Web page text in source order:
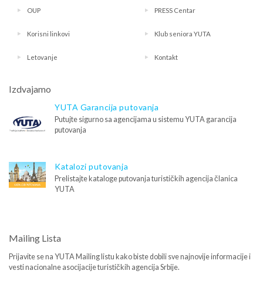
OUP PRESS Centar
Korisni linkovi Klub seniora YUTA
Letovanje Kontakt
Izdvajamo
YUTA Garancija putovanja
Putujte sigurno sa agencijama u sistemu YUTA garancija
putovanja
Katalozi putovanja
Prelistajte kataloge putovanja turističkih agencija članica
YUTA
Mailing Lista
Prijavite se na YUTA Mailing listu kako biste dobili sve najnovije informacije i
vesti nacionalne asocijacije turističkih agencija Srbije.